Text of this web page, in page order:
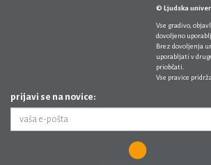
© Ljudska
Vse gradivo,
dovoljeno
Brez dovoljenja
uporabljati v
priobčati.
Vse pravice
prijavi se na novice: